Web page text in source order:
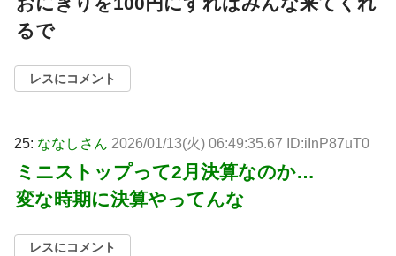
るで
レスにコメント
25: ななしさん 2026/01/13(火) 06:49:35.67 ID:iInP87uT0
ミニストップって2月決算なのか…
変な時期に決算やってんな
レスにコメント